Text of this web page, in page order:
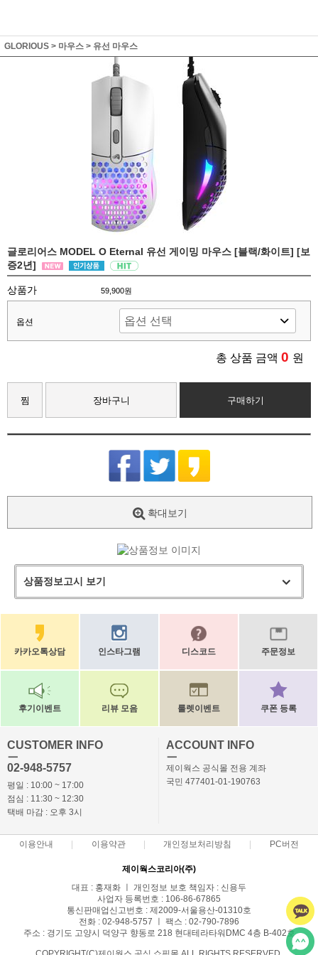
GLORIOUS > 마우스 > 유선 마우스
글로리어스 MODEL O Eternal 유선 게이밍 마우스 [블랙/화이트] [보
증2년]
상품가 59,900원
옵션
총 상품 금액 0 원
찜 장바구니 구매하기
확대보기
상품정보고시 보기
카카오톡상담 인스타그램 디스코드 주문정보
후기이벤트 리뷰 모음 룰렛이벤트 쿠폰 등록
CUSTOMER INFO
ㅡ
02-948-5757
평일 : 10:00 ~ 17:00
점심 : 11:30 ~ 12:30
택배 마감 : 오후 3시
ACCOUNT INFO
ㅡ
제이웍스 공식몰 전용 계좌
국민 477401-01-190763
이용안내 이용약관 개인정보처리방침 PC버전
제이웍스코리아(주)
대표 : 홍재화 ㅣ 개인정보 보호 책임자 : 신용두
사업자 등록번호 : 106-86-67865
통신판매업신고번호 : 제2009-서울용산-01310호
전화 : 02-948-5757 ㅣ 팩스 : 02-790-7896
주소 : 경기도 고양시 덕양구 향동로 218 현대테라타워DMC 4층 B-402호